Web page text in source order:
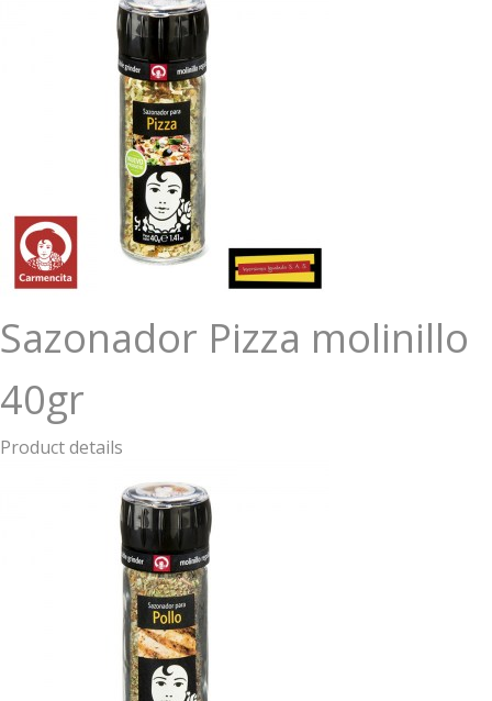
Sazonador Pizza molinillo
40gr
Product details